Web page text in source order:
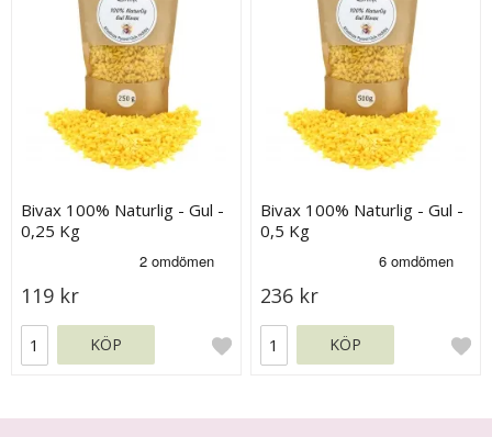
Bivax 100% Naturlig - Gul -
0,25 Kg
119 kr
KÖP
Bivax 100% Naturlig - Gul -
0,5 Kg
236 kr
KÖP